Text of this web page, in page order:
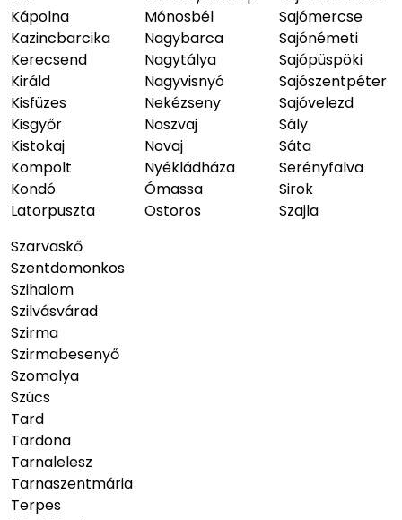
Kápolna
Kazincbarcika
Kerecsend
Királd
Kisfüzes
Kisgyőr
Kistokaj
Kompolt
Kondó
Latorpuszta
Mónosbél
Nagybarca
Nagytálya
Nagyvisnyó
Nekézseny
Noszvaj
Novaj
Nyékládháza
Ómassa
Ostoros
Sajómercse
Sajónémeti
Sajópüspöki
Sajószentpéter
Sajóvelezd
Sály
Sáta
Serényfalva
Sirok
Szajla
Szarvaskő
Szentdomonkos
Szihalom
Szilvásvárad
Szirma
Szirmabesenyő
Szomolya
Szúcs
Tard
Tardona
Tarnalelesz
Tarnaszentmária
Terpes